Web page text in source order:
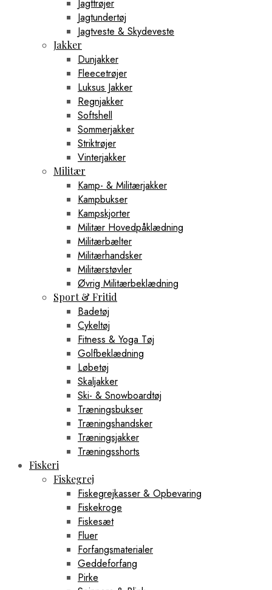
Jagttrøjer
Jagtundertøj
Jagtveste & Skydeveste
Jakker
Dunjakker
Fleecetrøjer
Luksus Jakker
Regnjakker
Softshell
Sommerjakker
Striktrøjer
Vinterjakker
Militær
Kamp- & Militærjakker
Kampbukser
Kampskjorter
Militær Hovedpåklædning
Militærbælter
Militærhandsker
Militærstøvler
Øvrig Militærbeklædning
Sport & Fritid
Badetøj
Cykeltøj
Fitness & Yoga Tøj
Golfbeklædning
Løbetøj
Skaljakker
Ski- & Snowboardtøj
Træningsbukser
Træningshandsker
Træningsjakker
Træningsshorts
Fiskeri
Fiskegrej
Fiskegrejkasser & Opbevaring
Fiskekroge
Fiskesæt
Fluer
Forfangsmaterialer
Geddeforfang
Pirke